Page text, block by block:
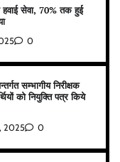
हवाई सेवा, 70% तक हुई
0
सम्भागीय निरीक्षक
को नियुक्ति पत्र किये
2025 0